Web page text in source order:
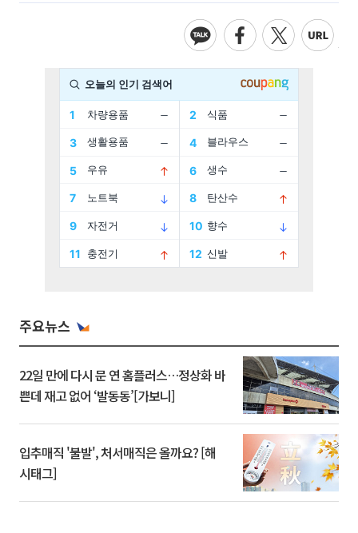
주요뉴스
22일 만에 다시 문 연 홈플러스…정상화 바
쁜데 재고 없어 ‘발동동’[가보니]
입추매직 '불발', 처서매직은 올까요? [해
시태그]